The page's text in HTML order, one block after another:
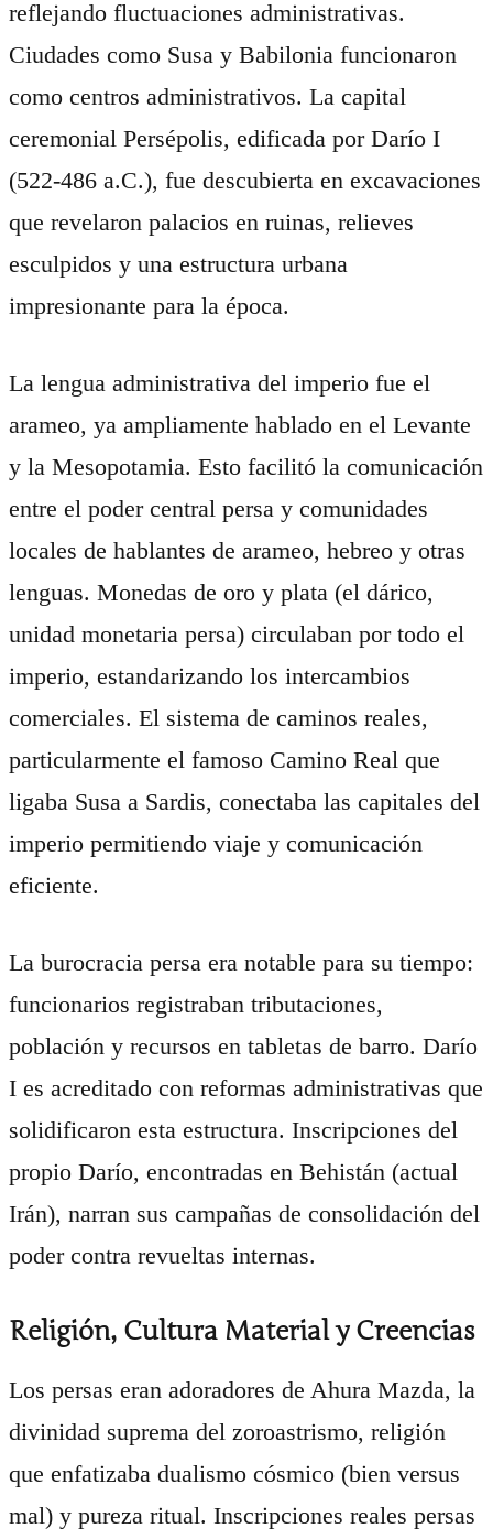
reflejando fluctuaciones administrativas.
Ciudades como Susa y Babilonia funcionaron
como centros administrativos. La capital
ceremonial Persépolis, edificada por Darío I
(522-486 a.C.), fue descubierta en excavaciones
que revelaron palacios en ruinas, relieves
esculpidos y una estructura urbana
impresionante para la época.
La lengua administrativa del imperio fue el
arameo, ya ampliamente hablado en el Levante
y la Mesopotamia. Esto facilitó la comunicación
entre el poder central persa y comunidades
locales de hablantes de arameo, hebreo y otras
lenguas. Monedas de oro y plata (el dárico,
unidad monetaria persa) circulaban por todo el
imperio, estandarizando los intercambios
comerciales. El sistema de caminos reales,
particularmente el famoso Camino Real que
ligaba Susa a Sardis, conectaba las capitales del
imperio permitiendo viaje y comunicación
eficiente.
La burocracia persa era notable para su tiempo:
funcionarios registraban tributaciones,
población y recursos en tabletas de barro. Darío
I es acreditado con reformas administrativas que
solidificaron esta estructura. Inscripciones del
propio Darío, encontradas en Behistán (actual
Irán), narran sus campañas de consolidación del
poder contra revueltas internas.
Religión, Cultura Material y Creencias
Los persas eran adoradores de Ahura Mazda, la
divinidad suprema del zoroastrismo, religión
que enfatizaba dualismo cósmico (bien versus
mal) y pureza ritual. Inscripciones reales persas